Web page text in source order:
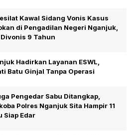
Kawal Sidang Vonis Kasus
di Pengadilan Negeri Nganjuk,
9 Tahun
Hadirkan Layanan ESWL,
Batu Ginjal Tanpa Operasi
Pengedar Sabu Ditangkap,
Polres Nganjuk Sita Hampir 11
Siap Edar